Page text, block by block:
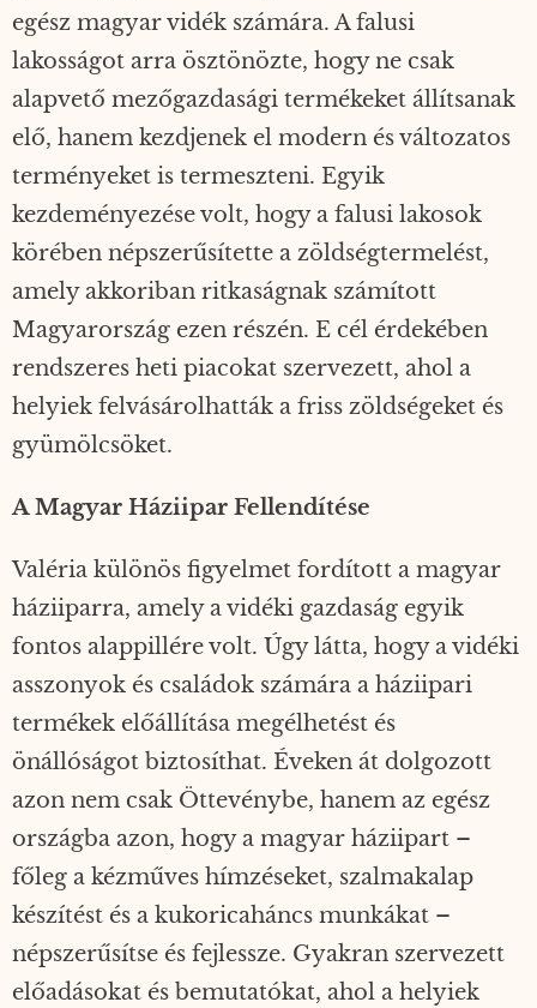
egész magyar vidék számára. A falusi
lakosságot arra ösztönözte, hogy ne csak
alapvető mezőgazdasági termékeket állítsanak
elő, hanem kezdjenek el modern és változatos
terményeket is termeszteni. Egyik
kezdeményezése volt, hogy a falusi lakosok
körében népszerűsítette a zöldségtermelést,
amely akkoriban ritkaságnak számított
Magyarország ezen részén. E cél érdekében
rendszeres heti piacokat szervezett, ahol a
helyiek felvásárolhatták a friss zöldségeket és
gyümölcsöket.
A Magyar Háziipar Fellendítése
Valéria különös figyelmet fordított a magyar
háziiparra, amely a vidéki gazdaság egyik
fontos alappillére volt. Úgy látta, hogy a vidéki
asszonyok és családok számára a háziipari
termékek előállítása megélhetést és
önállóságot biztosíthat. Éveken át dolgozott
azon nem csak Öttevénybe, hanem az egész
országba azon, hogy a magyar háziipart –
főleg a kézműves hímzéseket, szalmakalap
készítést és a kukoricaháncs munkákat –
népszerűsítse és fejlessze. Gyakran szervezett
előadásokat és bemutatókat, ahol a helyiek